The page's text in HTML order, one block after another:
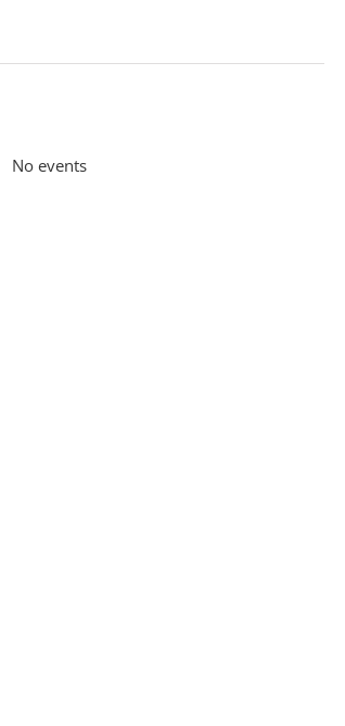
No events